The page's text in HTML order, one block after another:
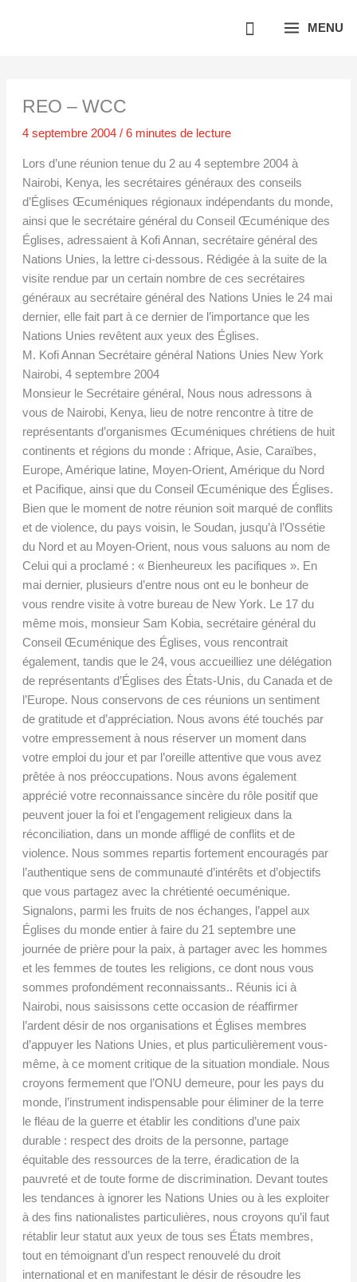
MENU
REO – WCC
4 septembre 2004 / 6 minutes de lecture
Lors d’une réunion tenue du 2 au 4 septembre 2004 à
Nairobi, Kenya, les secrétaires généraux des conseils
d’Églises Œcuméniques régionaux indépendants du monde,
ainsi que le secrétaire général du Conseil Œcuménique des
Églises, adressaient à Kofi Annan, secrétaire général des
Nations Unies, la lettre ci-dessous. Rédigée à la suite de la
visite rendue par un certain nombre de ces secrétaires
généraux au secrétaire général des Nations Unies le 24 mai
dernier, elle fait part à ce dernier de l’importance que les
Nations Unies revêtent aux yeux des Églises.
M. Kofi Annan Secrétaire général Nations Unies New York
Nairobi, 4 septembre 2004
Monsieur le Secrétaire général, Nous nous adressons à
vous de Nairobi, Kenya, lieu de notre rencontre à titre de
représentants d’organismes Œcuméniques chrétiens de huit
continents et régions du monde : Afrique, Asie, Caraïbes,
Europe, Amérique latine, Moyen-Orient, Amérique du Nord
et Pacifique, ainsi que du Conseil Œcuménique des Églises.
Bien que le moment de notre réunion soit marqué de conflits
et de violence, du pays voisin, le Soudan, jusqu’à l’Ossétie
du Nord et au Moyen-Orient, nous vous saluons au nom de
Celui qui a proclamé : « Bienheureux les pacifiques ». En
mai dernier, plusieurs d’entre nous ont eu le bonheur de
vous rendre visite à votre bureau de New York. Le 17 du
même mois, monsieur Sam Kobia, secrétaire général du
Conseil Œcuménique des Églises, vous rencontrait
également, tandis que le 24, vous accueilliez une délégation
de représentants d’Églises des États-Unis, du Canada et de
l’Europe. Nous conservons de ces réunions un sentiment
de gratitude et d’appréciation. Nous avons été touchés par
votre empressement à nous réserver un moment dans
votre emploi du jour et par l’oreille attentive que vous avez
prêtée à nos préoccupations. Nous avons également
apprécié votre reconnaissance sincère du rôle positif que
peuvent jouer la foi et l’engagement religieux dans la
réconciliation, dans un monde affligé de conflits et de
violence. Nous sommes repartis fortement encouragés par
l’authentique sens de communauté d’intérêts et d’objectifs
que vous partagez avec la chrétienté oecuménique.
Signalons, parmi les fruits de nos échanges, l’appel aux
Églises du monde entier à faire du 21 septembre une
journée de prière pour la paix, à partager avec les hommes
et les femmes de toutes les religions, ce dont nous vous
sommes profondément reconnaissants.. Réunis ici à
Nairobi, nous saisissons cette occasion de réaffirmer
l’ardent désir de nos organisations et Églises membres
d’appuyer les Nations Unies, et plus particulièrement vous-
même, à ce moment critique de la situation mondiale. Nous
croyons fermement que l’ONU demeure, pour les pays du
monde, l’instrument indispensable pour éliminer de la terre
le fléau de la guerre et établir les conditions d’une paix
durable : respect des droits de la personne, partage
équitable des ressources de la terre, éradication de la
pauvreté et de toute forme de discrimination. Devant toutes
les tendances à ignorer les Nations Unies ou à les exploiter
à des fins nationalistes particulières, nous croyons qu’il faut
rétablir leur statut aux yeux de tous ses États membres,
tout en témoignant d’un respect renouvelé du droit
international et en manifestant le désir de résoudre les